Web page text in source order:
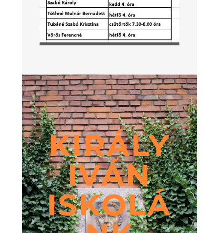
KIRÁLY
IVÁN
ISKOLÁ